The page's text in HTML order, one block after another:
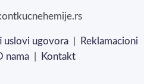
uslovi ugovora
Reklamacioni
nama Kontakt